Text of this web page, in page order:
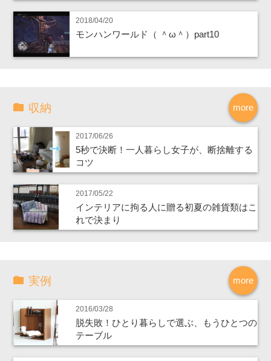
2018/04/20
モンハンワールド（ ＾ω＾）part10
more
収納
2017/06/26
5秒で決断！一人暮らし女子が、断捨離する
コツ
2017/05/22
インテリアに拘る人に贈る初夏の雑貨類はこ
れで決まり
more
実例
2016/03/28
脱失敗！ひとり暮らしで選ぶ、もうひとつの
テーブル